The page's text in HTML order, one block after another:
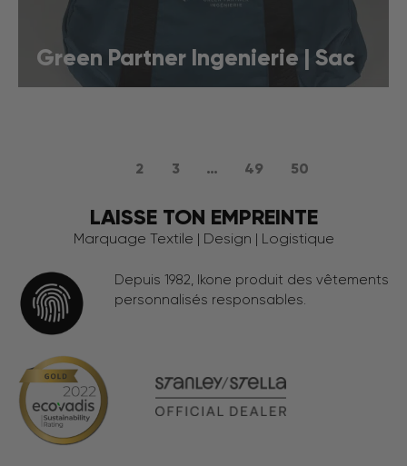
Green Partner Ingenierie | Sac
2 3 … 49 50
LAISSE TON EMPREINTE
Marquage Textile | Design | Logistique
Depuis 1982, Ikone produit des vêtements
personnalisés responsables.